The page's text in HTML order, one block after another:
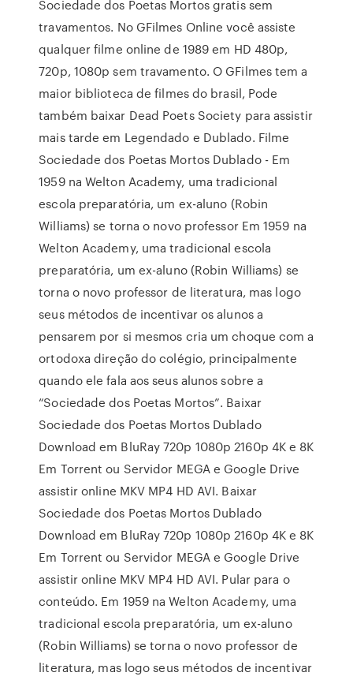
Sociedade dos Poetas Mortos gratis sem
travamentos. No GFilmes Online você assiste
qualquer filme online de 1989 em HD 480p,
720p, 1080p sem travamento. O GFilmes tem a
maior biblioteca de filmes do brasil, Pode
também baixar Dead Poets Society para assistir
mais tarde em Legendado e Dublado. Filme
Sociedade dos Poetas Mortos Dublado - Em
1959 na Welton Academy, uma tradicional
escola preparatória, um ex-aluno (Robin
Williams) se torna o novo professor Em 1959 na
Welton Academy, uma tradicional escola
preparatória, um ex-aluno (Robin Williams) se
torna o novo professor de literatura, mas logo
seus métodos de incentivar os alunos a
pensarem por si mesmos cria um choque com a
ortodoxa direção do colégio, principalmente
quando ele fala aos seus alunos sobre a
“Sociedade dos Poetas Mortos”. Baixar
Sociedade dos Poetas Mortos Dublado
Download em BluRay 720p 1080p 2160p 4K e 8K
Em Torrent ou Servidor MEGA e Google Drive
assistir online MKV MP4 HD AVI. Baixar
Sociedade dos Poetas Mortos Dublado
Download em BluRay 720p 1080p 2160p 4K e 8K
Em Torrent ou Servidor MEGA e Google Drive
assistir online MKV MP4 HD AVI. Pular para o
conteúdo. Em 1959 na Welton Academy, uma
tradicional escola preparatória, um ex-aluno
(Robin Williams) se torna o novo professor de
literatura, mas logo seus métodos de incentivar